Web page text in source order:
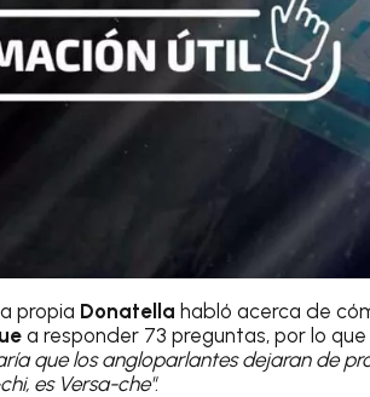
propia Donatella habló acerca de
a responder 73 preguntas, por lo
que los angloparlantes dejaran de
es Versa-che".